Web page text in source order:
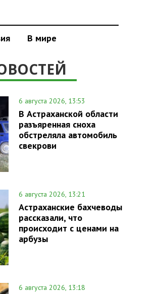
В мире
6 августа 2026, 13:53
В Астраханской области
разъяренная сноха
обстреляла автомобиль
свекрови
6 августа 2026, 13:21
Астраханские бахчеводы
рассказали, что
происходит с ценами на
арбузы
6 августа 2026, 13:18